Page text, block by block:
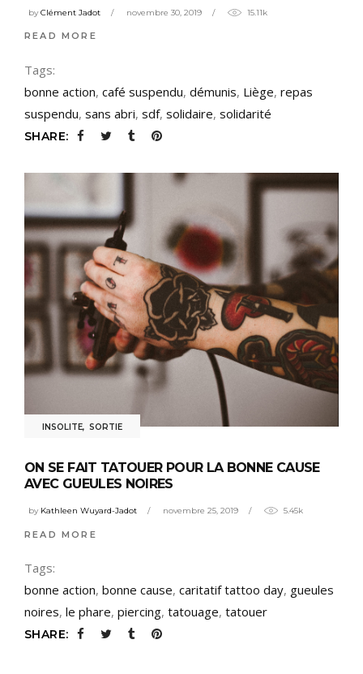
byClément Jadot novembre 30, 2019 15.11k
READ MORE
Tags:
bonne action, café suspendu, démunis, Liège, repas
suspendu, sans abri, sdf, solidaire, solidarité
SHARE:
INSOLITE, SORTIE
ON SE FAIT TATOUER POUR LA BONNE CAUSE
AVEC GUEULES NOIRES
by Kathleen Wuyard-Jadot novembre 25, 2019 5.45k
READ MORE
Tags:
bonne action, bonne cause, caritatif tattoo day, gueules
noires, le phare, piercing, tatouage, tatouer
SHARE: